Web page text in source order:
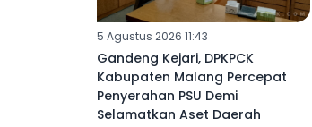
5 Agustus 2026 11:43
Gandeng Kejari, DPKPCK
Kabupaten Malang Percepat
Penyerahan PSU Demi
Selamatkan Aset Daerah ‎